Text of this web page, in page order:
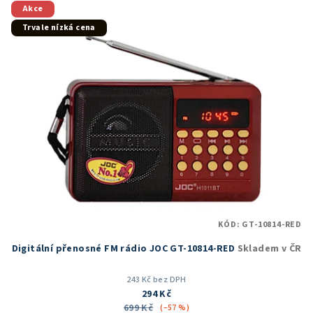
Akce
Trvale nízká cena
Digitální přenosné FM rádio JOC GT-10814-RED Skladem v ČR
243 Kč bez DPH
294 Kč
699 Kč (–57 %)
KÓD: GT-10814-RED